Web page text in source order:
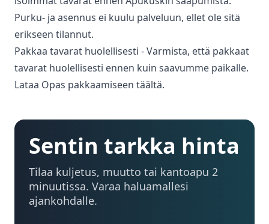
Purku- ja asennus ei kuulu palveluun, ellet ole sitä
erikseen tilannut.
Pakkaa tavarat huolellisesti - Varmista, että pakkaat
tavarat huolellisesti ennen kuin saavumme paikalle.
Lataa Opas pakkaamiseen täältä.
Sentin tarkka hinta
Tilaa kuljetus, muutto tai kantoapu 2
minuutissa. Varaa haluamallesi
ajankohdalle.